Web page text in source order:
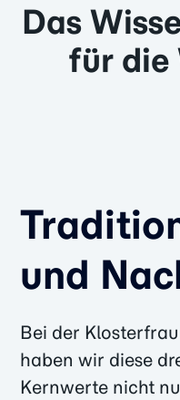
Das
für die
und
Bei der
haben wir diese
Kernwerte nicht